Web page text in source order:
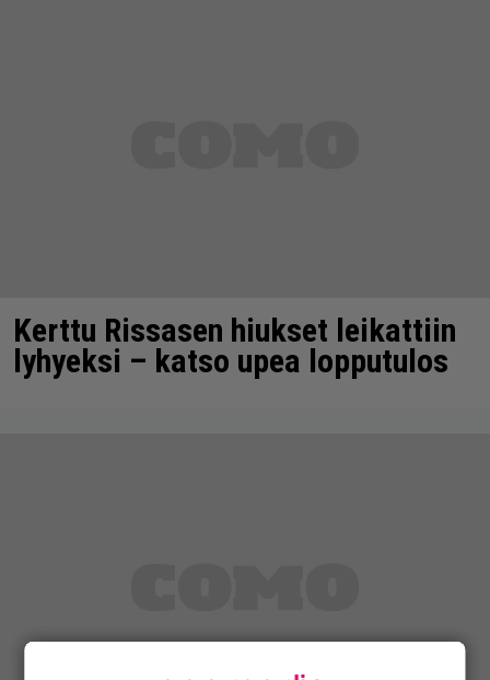
Kerttu Rissasen hiukset leikattiin
lyhyeksi – katso upea lopputulos